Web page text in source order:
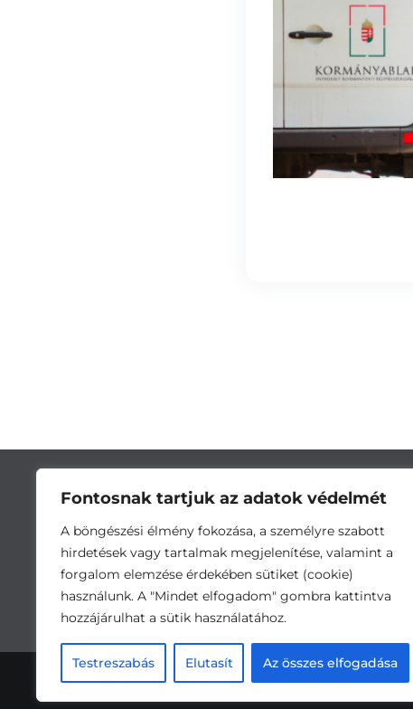
Fontosnak tartjuk az adatok védelmét
A böngészési élmény fokozása, a személyre szabott
hirdetések vagy tartalmak megjelenítése, valamint a
forgalom elemzése érdekében sütiket (cookie)
használunk. A "Mindet elfogadom" gombra kattintva
hozzájárulhat a sütik használatához.
Testreszabás Elutasít Az összes elfogadása
Cím:5743 Lőkösháza, Eleki út 28. •